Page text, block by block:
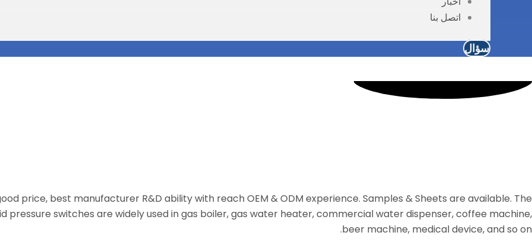
اتصل بنا
سؤال
price, best manufacturer R&D ability with reach OEM & ODM experience. Samples & Sheets are available. The
pressure switches are widely used in gas boiler, gas water heater, commercial water dispenser, coffee machine,
beer machine, medical device, and so on.